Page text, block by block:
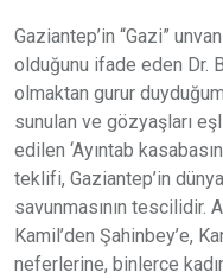
Gaziantep’in “Gazi”
olduğunu ifade eden Dr.
olmaktan gurur
sunulan ve gözyaşları
edilen ‘Ayıntab
teklifi, Gaziantep’in
savunmasının tescilidir.
Kamil’den Şahinbey’e,
neferlerine, binlerce